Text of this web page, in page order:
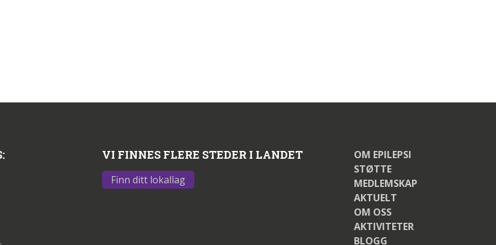
VI FINNES FLERE STEDER I LANDET
Finn ditt lokallag
OM EPILEPSI
STØTTE
MEDLEMSKAP
AKTUELT
OM OSS
AKTIVITETER
BLOGG